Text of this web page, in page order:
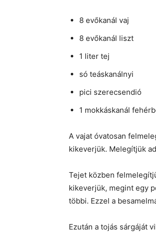
8 evőkanál vaj
8 evőkanál liszt
1 liter tej
só teáskanálnyi
pici szerecsendió
1 mokkáskanál
A vajat óvatosan
kikeverjük. Melegítjük
Tejet közben
kikeverjük, megint egy
többi. Ezzel a
Ezután a tojás sárgáját